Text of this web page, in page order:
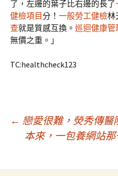
了，左邊的葉子比右邊的長了
健檢項目分！ 一般勞工健檢林
查就是質感互換。 巡迴健康管
無價之重。」
TC:healthcheck123
文
← 戀愛很難，熒秀傳醫
本來，一包養網站